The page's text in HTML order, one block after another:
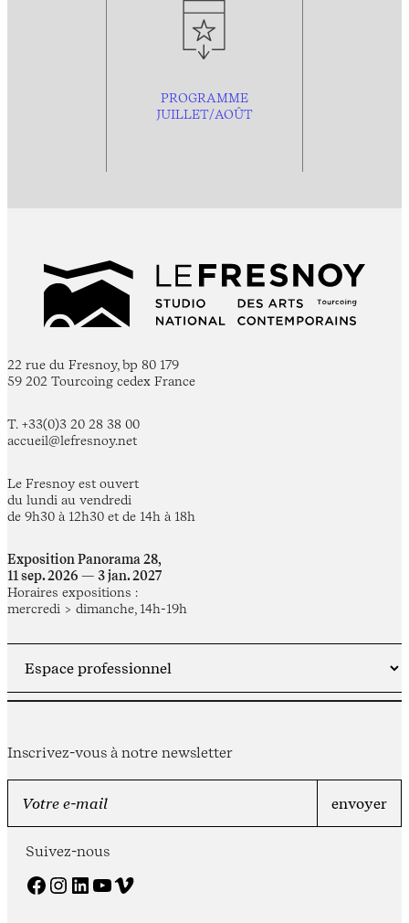
PROGRAMME
JUILLET/AOÛT
22 rue du Fresnoy, bp 80 179
59 202 Tourcoing cedex France
T. +33(0)3 20 28 38 00
accueil@lefresnoy.net
Le Fresnoy est ouvert
du lundi au vendredi
de 9h30 à 12h30 et de 14h à 18h
Exposition Panorama 28,
11 sep. 2026 — 3 jan. 2027
Horaires expositions :
mercredi > dimanche, 14h-19h
Inscrivez-vous à notre newsletter
Suivez-nous
Facebook Instagram LinkedIn YouTube Vimeo